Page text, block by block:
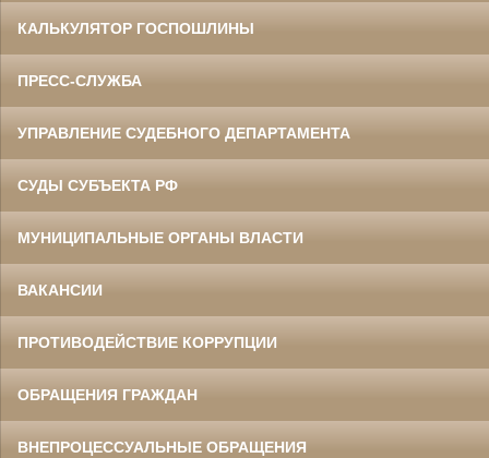
КАЛЬКУЛЯТОР ГОСПОШЛИНЫ
ПРЕСС-СЛУЖБА
УПРАВЛЕНИЕ СУДЕБНОГО ДЕПАРТАМЕНТА
СУДЫ СУБЪЕКТА РФ
МУНИЦИПАЛЬНЫЕ ОРГАНЫ ВЛАСТИ
ВАКАНСИИ
ПРОТИВОДЕЙСТВИЕ КОРРУПЦИИ
ОБРАЩЕНИЯ ГРАЖДАН
ВНЕПРОЦЕССУАЛЬНЫЕ ОБРАЩЕНИЯ